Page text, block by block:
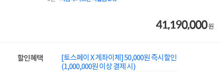
41,190,000원
할인혜택
[토스페이 X 계좌이체] 50,000원 즉시할인
(1,000,000원 이상 결제 시)